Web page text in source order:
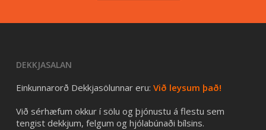
DEKKJASALAN
Einkunnarorð Dekkjasölunnar eru: Við leysum það!
Við sérhæfum okkur í sölu og þjónustu á flestu sem
tengist dekkjum, felgum og hjólabúnaði bílsins.